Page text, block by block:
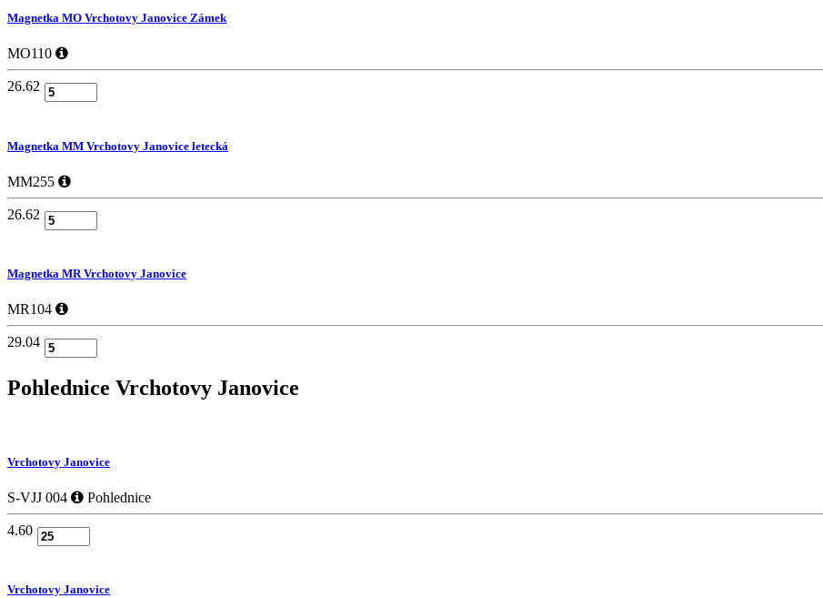
Magnetka MO Vrchotovy Janovice Zámek
MO110
26.62
Magnetka MM Vrchotovy Janovice letecká
MM255
26.62
Magnetka MR Vrchotovy Janovice
MR104
29.04
Pohlednice Vrchotovy Janovice
Vrchotovy Janovice
S-VJJ 004 Pohlednice
4.60
Vrchotovy Janovice